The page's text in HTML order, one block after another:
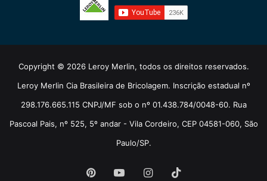
Copyright © 2026 Leroy Merlin, todos os direitos reservados.
Leroy Merlin Cia Brasileira de Bricolagem. Inscrição estadual nº
298.176.665.115 CNPJ/MF sob o nº 01.438.784/0048-60. Rua
Pascoal Pais, nº 525, 5º andar - Vila Cordeiro, CEP 04581-060, São
Paulo/SP.
PinterestYouTubeInstagram